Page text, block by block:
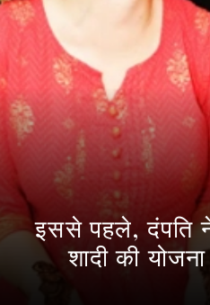
इससे पहले, दंपति
शादी की